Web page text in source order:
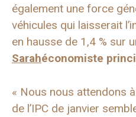
également une force
véhicules qui laisserait
en hausse de 1,4 % sur
Sarahéconomiste
« Nous nous attendons
de l’IPC de janvier